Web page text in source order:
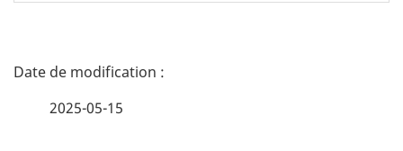
D
2025-05-15